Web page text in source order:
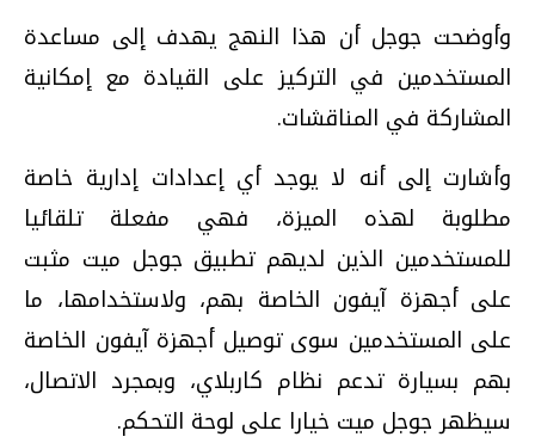
وأوضحت جوجل أن هذا النهج يهدف إلى مساعدة
المستخدمين في التركيز على القيادة مع إمكانية
المشاركة في المناقشات.
وأشارت إلى أنه لا يوجد أي إعدادات إدارية خاصة
مطلوبة لهذه الميزة، فهي مفعلة تلقائيا
للمستخدمين الذين لديهم تطبيق جوجل ميت مثبت
على أجهزة آيفون الخاصة بهم، ولاستخدامها، ما
على المستخدمين سوى توصيل أجهزة آيفون الخاصة
بهم بسيارة تدعم نظام كاربلاي، وبمجرد الاتصال،
سيظهر جوجل ميت خيارا على لوحة التحكم.